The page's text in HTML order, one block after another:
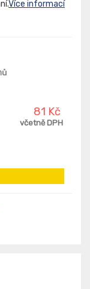
Více informací
81 Kč
včetně DPH